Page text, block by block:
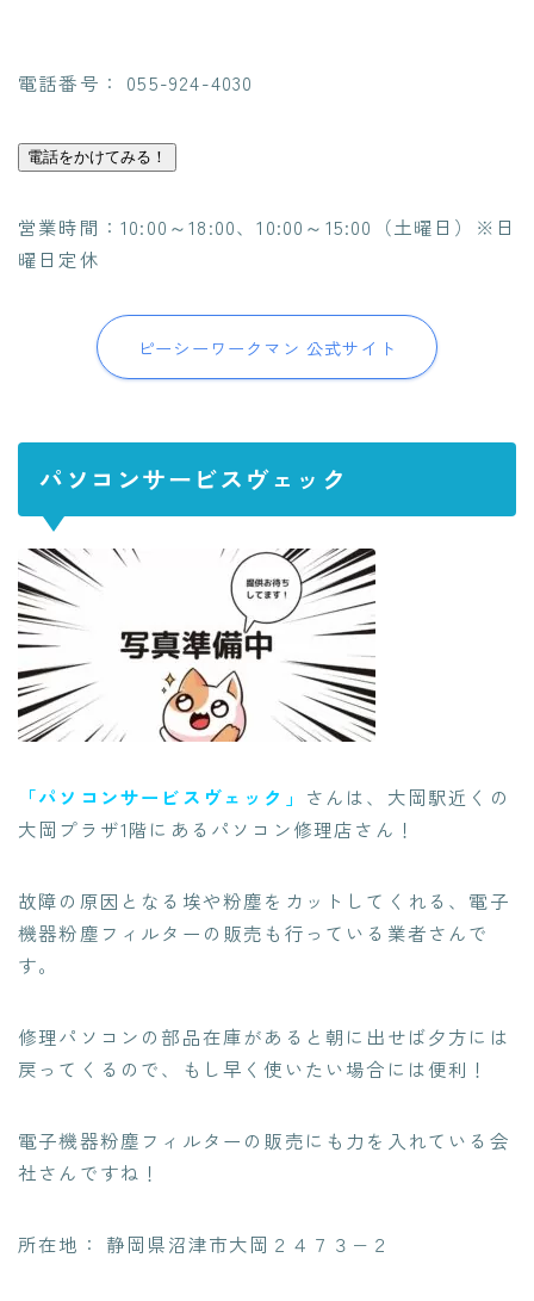
電話番号： 055-924-4030
電話をかけてみる！
営業時間：10:00～18:00、10:00～15:00（土曜日）※日
曜日定休
ピーシーワークマン 公式サイト
パソコンサービスヴェック
「パソコンサービスヴェック」 さんは、大岡駅近くの
大岡プラザ1階にあるパソコン修理店さん！
故障の原因となる埃や粉塵をカットしてくれる、 電子
機器粉塵フィルターの販売も行っている 業者さんで
す。
修理パソコンの 部品在庫があると朝に出せば夕方には
戻ってくるので、もし早く使いたい場合には便利！
電子機器粉塵フィルターの販売にも力を入れている会
社さんですね！
所在地： 静岡県沼津市大岡２４７３−２